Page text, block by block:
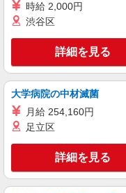
アルバイト
すき家
ど）
時
高校生
＋150円
時給 2,000円
渋谷区
詳細を見る
大学病院の中材滅菌
月給 254,160円
足立区
詳細を見る